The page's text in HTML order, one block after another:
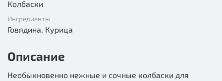
Колбаски
Ингредиенты
Говядина, Курица
Описание
Необыкновенно нежные и сочные колбаски для